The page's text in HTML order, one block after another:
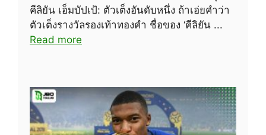
คีลิยัน เอ็มบัปเป้: ตัวเต็งอันดับหนึ่ง ถ้าเอ่ยคำว่า
ตัวเต็งรางวัลรองเท้าทองคำ ชื่อของ ‘คีลิยัน ...
Read more